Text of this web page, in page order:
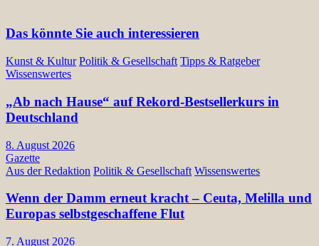
Das könnte Sie auch interessieren
Kunst & Kultur Politik & Gesellschaft Tipps & Ratgeber
Wissenswertes
„Ab nach Hause“ auf Rekord-Bestsellerkurs in
Deutschland
8. August 2026
Gazette
Aus der Redaktion Politik & Gesellschaft Wissenswertes
Wenn der Damm erneut kracht – Ceuta, Melilla und
Europas selbstgeschaffene Flut
7. August 2026